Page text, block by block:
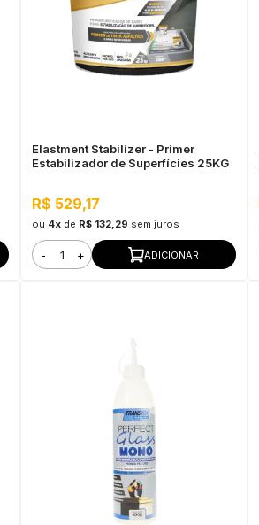
Elastment Stabilizer - Primer
Estabilizador de Superfícies 25KG
R$ 529,17
ou 4x de R$ 132,29 sem juros
- + ADICIONAR